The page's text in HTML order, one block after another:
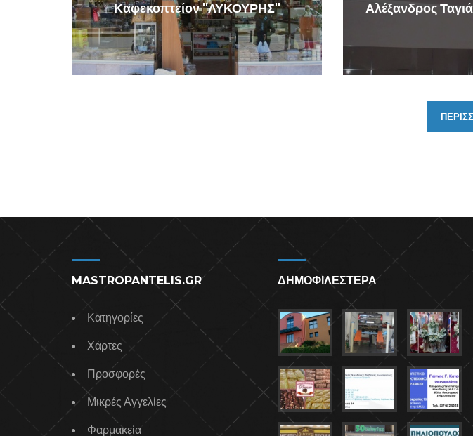
Καφεκοπτείον ''ΛΥΚΟΥΡΗΣ'' Αλέξανδρος
MASTROPANTELIS.GR
Κατηγορίες
Χάρτες
Προσφορές
Μικρές Αγγελίες
Φαρμακεία
ΔΗΜΟΦΙΛΕΣΤΕΡΑ